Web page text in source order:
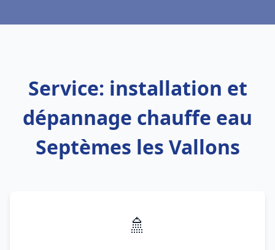
Service: installation et
dépannage chauffe eau
Septèmes les Vallons
🚿